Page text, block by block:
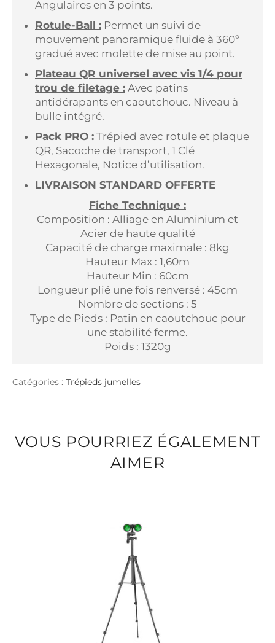
Angulaires en 3 points.
Rotule-Ball : Permet un suivi de
mouvement panoramique fluide à 360º
gradué avec molette de mise au point.
Plateau QR universel avec vis 1/4 pour
trou de filetage : Avec patins
antidérapants en caoutchouc. Niveau à
bulle intégré.
Pack PRO : Trépied avec rotule et plaque
QR, Sacoche de transport, 1 Clé
Hexagonale, Notice d’utilisation.
LIVRAISON STANDARD OFFERTE
Fiche Technique :
Composition : Alliage en Aluminium et
Acier de haute qualité
Capacité de charge maximale : 8kg
Hauteur Max : 1,60m
Hauteur Min : 60cm
Longueur plié une fois renversé : 45cm
Nombre de sections : 5
Type de Pieds : Patin en caoutchouc pour
une stabilité ferme.
Poids : 1320g
Catégories : Trépieds jumelles
VOUS POURRIEZ ÉGALEMENT
AIMER